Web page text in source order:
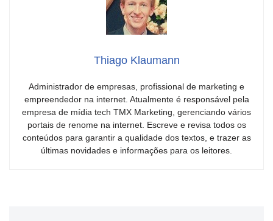
Thiago Klaumann
Administrador de empresas, profissional de marketing e
empreendedor na internet. Atualmente é responsável pela
empresa de mídia tech TMX Marketing, gerenciando vários
portais de renome na internet. Escreve e revisa todos os
conteúdos para garantir a qualidade dos textos, e trazer as
últimas novidades e informações para os leitores.